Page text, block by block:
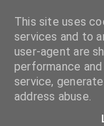
This site uses
services and to
user-agent are
performance
service,
address abuse.